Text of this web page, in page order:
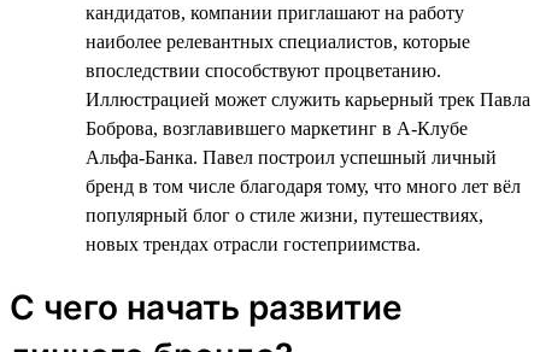
кандидатов, компании приглашают на работу
наиболее релевантных специалистов, которые
впоследствии способствуют процветанию.
Иллюстрацией может служить карьерный трек Павла
Боброва, возглавившего маркетинг в А-Клубе
Альфа-Банка. Павел построил успешный личный
бренд в том числе благодаря тому, что много лет вёл
популярный блог о стиле жизни, путешествиях,
новых трендах отрасли гостеприимства.
С чего начать развитие